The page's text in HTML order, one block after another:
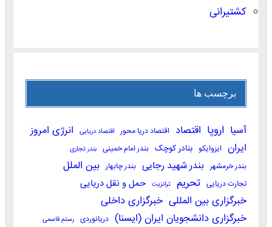
کشتیرانی
برچسب ها
آسیا اروپا اقتصاد اقتصاد دریا محور اقتصاد دریایی
انرژی امروز
ایران ایزوایکو بنادر کوچک بندر امام خمینی بندر تجاری
بندر خرمشهر بندر شهید رجایی بندر چابهار بین الملل
تجارت دریایی تحریم ترانزیت حمل و نقل دریایی
خبرگزاری بین المللی خبرگزاری داخلی
خبرگزاری دانشجویان ایران (ایسنا) دریانوردی
رستم قاسمی